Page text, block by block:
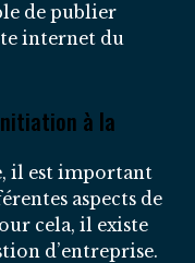
de publier
internet du
à la
il est important
aspects de
cela, il existe
d’entreprise.